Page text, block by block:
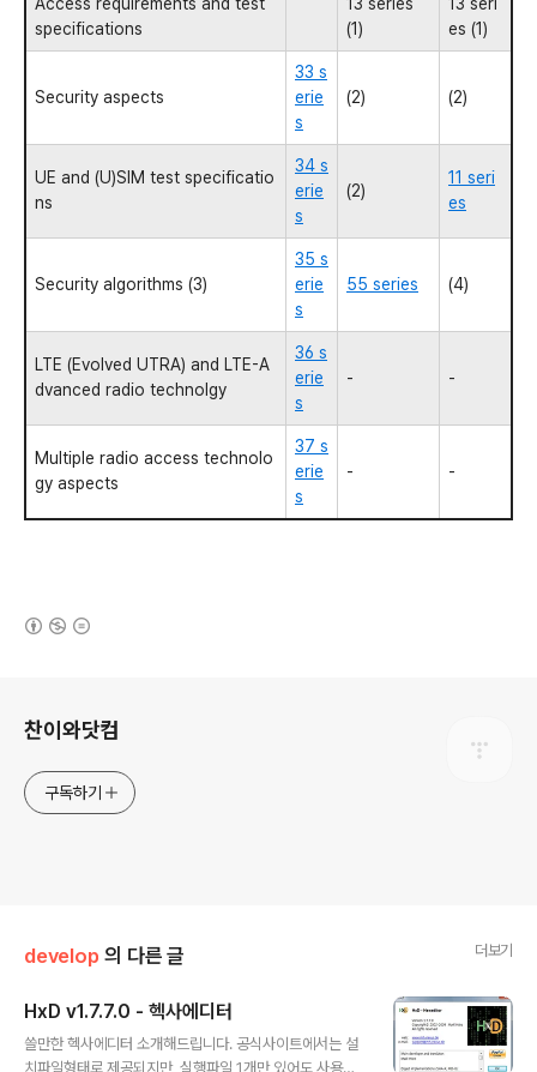
specifications
(1)
es (1)
Security aspects
33 s
erie
s
(2) (2)
UE and (U)SIM test specificatio
ns
34 s
erie
s
(2)
11 seri
es
Security algorithms (3)
35 s
erie
s
55 series (4)
LTE (Evolved UTRA) and LTE-A
dvanced radio technolgy
36 s
erie
s
- -
Multiple radio access technolo
gy aspects
37 s
erie
s
- -
찬이와닷컴
구독하기
develop 의 다른 글 더보기
HxD v1.7.7.0 - 헥사에디터
쓸만한 헥사에디터 소개해드립니다. 공식사이트에서는 설
치파일형태로 제공되지만, 실행파일 1개만 있어도 사용가